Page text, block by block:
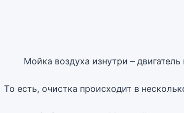
Мойка воздуха изнутри – двигатель
То есть, очистка происходит в